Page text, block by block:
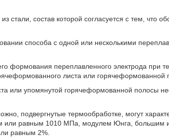
стали, состав которой согласуется с тем, что
способа с одной или несколькими
формования переплавленного электрода при
листа или горячеформованной
или упомянутой горячеформованной полосы
подвергнутые термообработке, могут
или равным 1010 МПа, модулем Юнга, большим
равным 2%.